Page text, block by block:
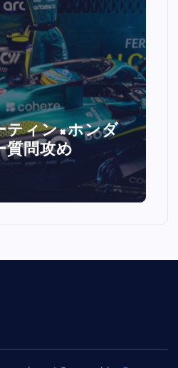
ルクレール激怒「バッ
レートで0.5秒消えた